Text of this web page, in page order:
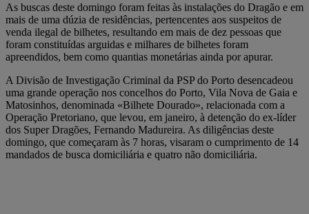
As buscas deste domingo foram feitas às instalações do Dragão e em
mais de uma dúzia de residências, pertencentes aos suspeitos de
venda ilegal de bilhetes, resultando em mais de dez pessoas que
foram constituídas arguidas e milhares de bilhetes foram
apreendidos, bem como quantias monetárias ainda por apurar.
A Divisão de Investigação Criminal da PSP do Porto desencadeou
uma grande operação nos concelhos do Porto, Vila Nova de Gaia e
Matosinhos, denominada «Bilhete Dourado», relacionada com a
Operação Pretoriano, que levou, em janeiro, à detenção do ex-líder
dos Super Dragões, Fernando Madureira. As diligências deste
domingo, que começaram às 7 horas, visaram o cumprimento de 14
mandados de busca domiciliária e quatro não domiciliária.